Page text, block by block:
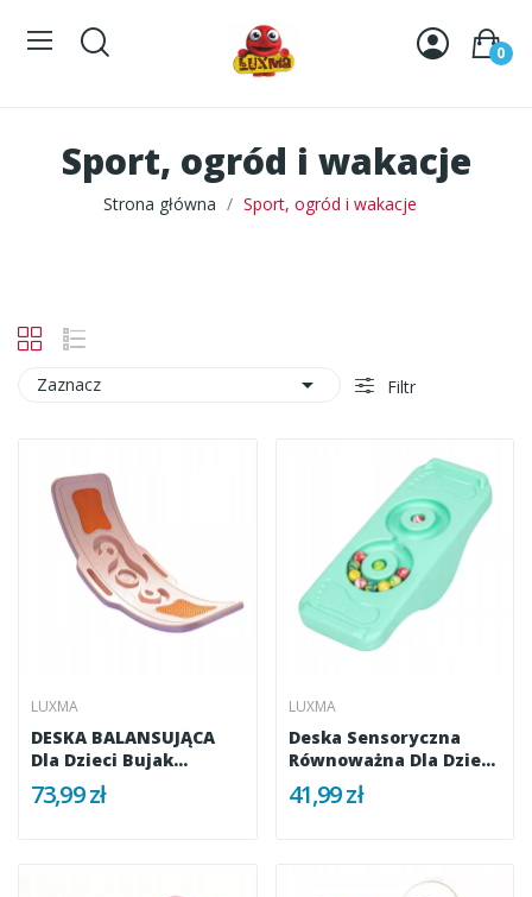
0
Sport, ogród i wakacje
Strona główna Sport, ogród i wakacje
Zaznacz  Filtr
LUXMA
DESKA BALANSUJĄCA
Dla Dzieci Bujak
Równoważnia...
73,99 zł
LUXMA
Deska Sensoryczna
Równoważna Dla Dzieci
Balans...
41,99 zł